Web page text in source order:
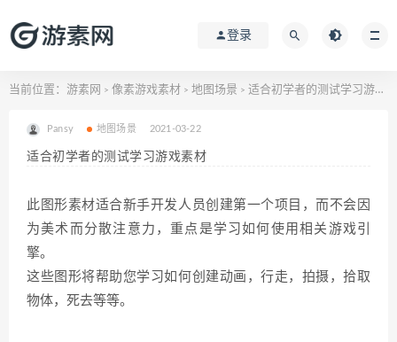
登录
当前位置： 游素网 > 像素游戏素材 > 地图场景 > 适合初学者的测试学习游戏素材
Pansy 地图场景 2021-03-22
适合初学者的测试学习游戏素材
此图形素材适合新手开发人员创建第一个项目，而不会因
为美术而分散注意力，重点是学习如何使用相关游戏引
擎。
这些图形将帮助您学习如何创建动画，行走，拍摄，拾取
物体，死去等等。